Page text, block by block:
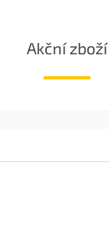
Akční zboží